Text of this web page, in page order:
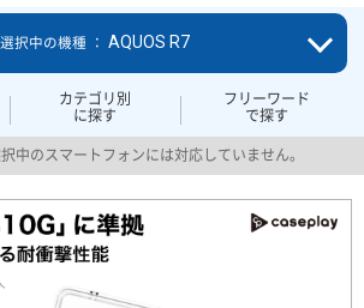
カテゴリ別
に探す
フリーワード
で探す
選択中の機種 ： AQUOS R7
中のスマートフォンには対応していません。